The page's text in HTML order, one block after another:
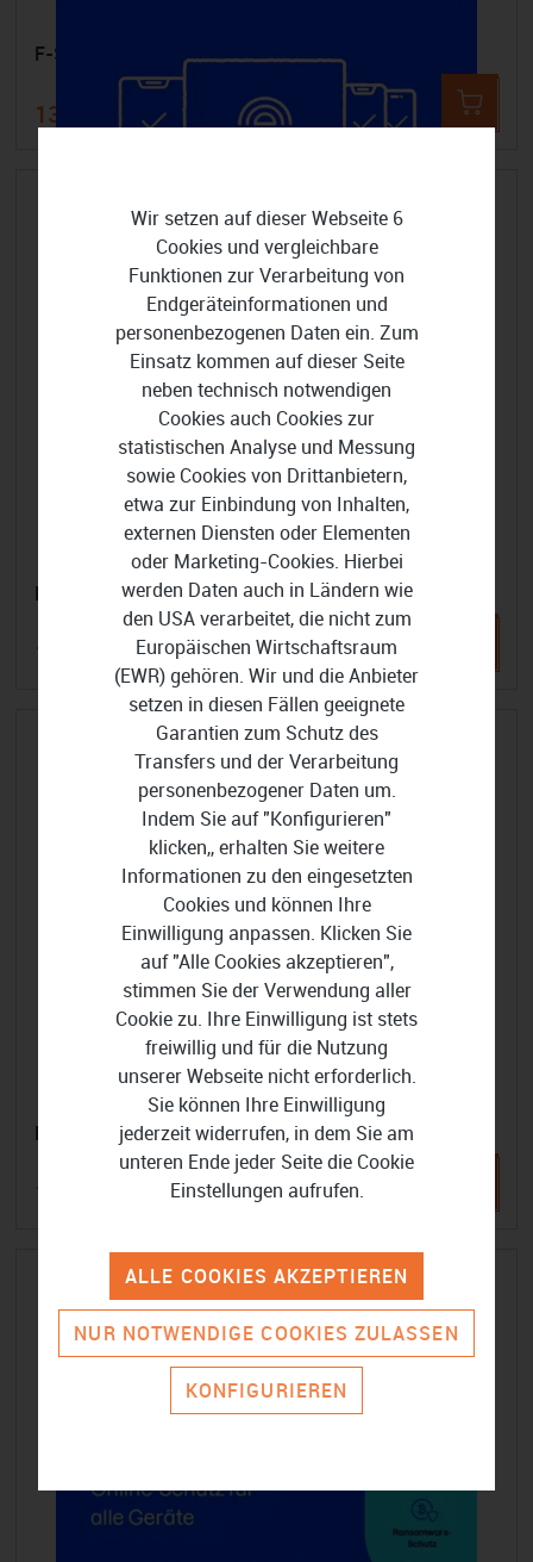
F-SECURE Internet Security - 7 Geräte 2 Jahre
132,99 € 160,00 €
F-SECURE Internet Security - 10 Geräte 2 Jahre
148,99 € 179,99 €
F-SECURE Internet Security - 15 Geräte 2 Jahre
176,99 € 214,99 €
-17%
Wir setzen auf dieser Webseite 6
Cookies und vergleichbare
Funktionen zur Verarbeitung von
Endgeräteinformationen und
personenbezogenen Daten ein. Zum
Einsatz kommen auf dieser Seite
neben technisch notwendigen
Cookies auch Cookies zur
statistischen Analyse und Messung
sowie Cookies von Drittanbietern,
etwa zur Einbindung von Inhalten,
externen Diensten oder Elementen
oder Marketing-Cookies. Hierbei
werden Daten auch in Ländern wie
den USA verarbeitet, die nicht zum
Europäischen Wirtschaftsraum
(EWR) gehören. Wir und die Anbieter
setzen in diesen Fällen geeignete
Garantien zum Schutz des
Transfers und der Verarbeitung
personenbezogener Daten um.
Indem Sie auf "Konfigurieren"
klicken,, erhalten Sie weitere
Informationen zu den eingesetzten
Cookies und können Ihre
Einwilligung anpassen. Klicken Sie
auf "Alle Cookies akzeptieren",
stimmen Sie der Verwendung aller
Cookie zu. Ihre Einwilligung ist stets
freiwillig und für die Nutzung
unserer Webseite nicht erforderlich.
Sie können Ihre Einwilligung
jederzeit widerrufen, in dem Sie am
unteren Ende jeder Seite die Cookie
Einstellungen aufrufen.
NUR NOTWENDIGE COOKIES ZULASSEN
KONFIGURIEREN
ALLE COOKIES AKZEPTIEREN